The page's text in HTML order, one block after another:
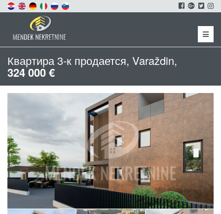
Menu
Квартира 3-к продается, Varaždin,
324 000 €